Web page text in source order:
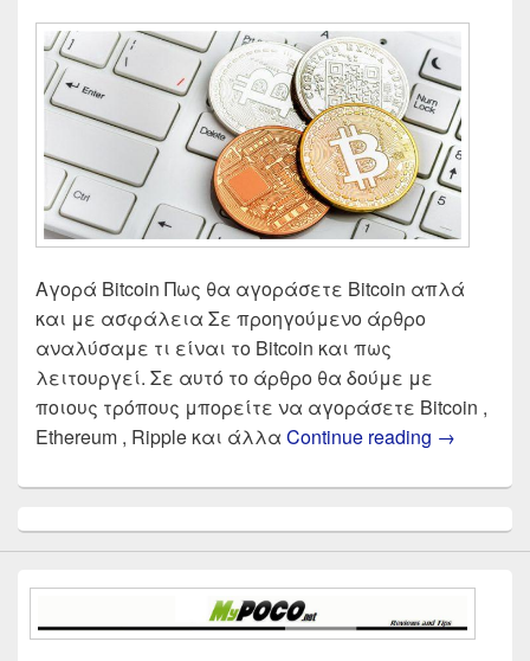
Αγορά Bitcoin Πως θα αγοράσετε Bitcoin απλά
και με ασφάλεια Σε προηγούμενο άρθρο
αναλύσαμε τι είναι το Bitcoin και πως
λειτουργεί. Σε αυτό το άρθρο θα δούμε με
ποιους τρόπους μπορείτε να αγοράσετε Bitcoin ,
Ethereum , Ripple και άλλα Continue reading Τα
→
Sidebar
Widget